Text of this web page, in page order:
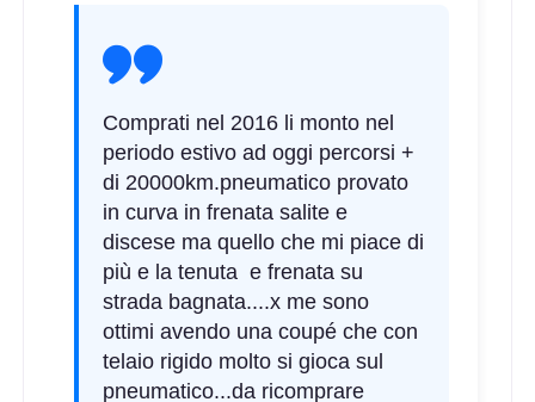
Comprati nel 2016 li monto nel
periodo estivo ad oggi percorsi +
di 20000km.pneumatico provato
in curva in frenata salite e
discese ma quello che mi piace di
più e la tenuta e frenata su
strada bagnata....x me sono
ottimi avendo una coupé che con
telaio rigido molto si gioca sul
pneumatico...da ricomprare